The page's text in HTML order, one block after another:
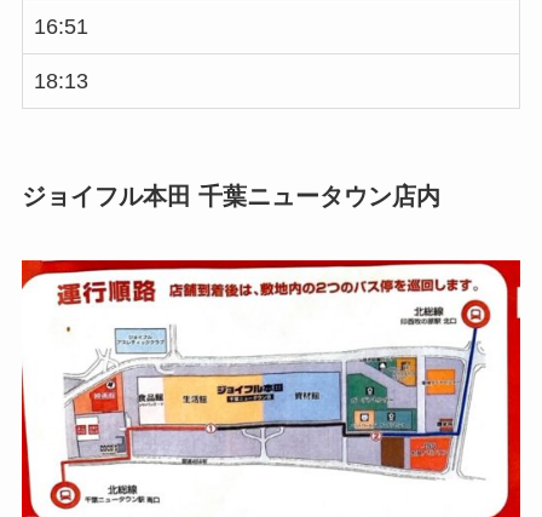
16:51
18:13
ジョイフル本田 千葉ニュータウン店内